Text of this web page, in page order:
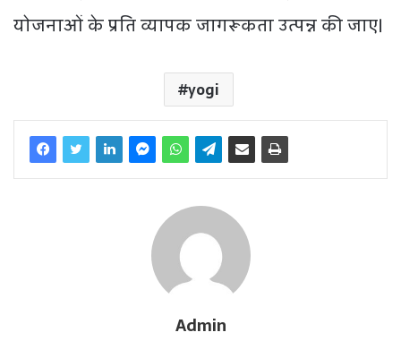
योजनाओं के प्रति व्यापक जागरूकता उत्पन्न की जाए।
yogi
Admin